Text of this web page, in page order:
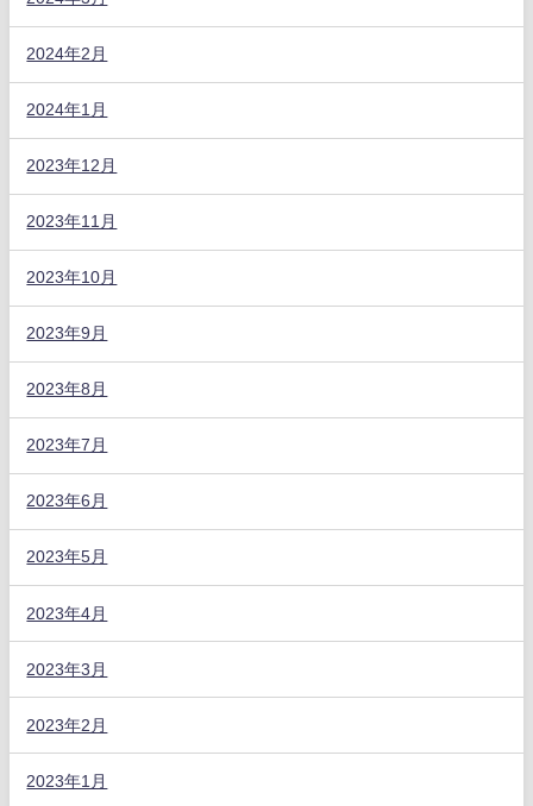
2024年2月
2024年1月
2023年12月
2023年11月
2023年10月
2023年9月
2023年8月
2023年7月
2023年6月
2023年5月
2023年4月
2023年3月
2023年2月
2023年1月